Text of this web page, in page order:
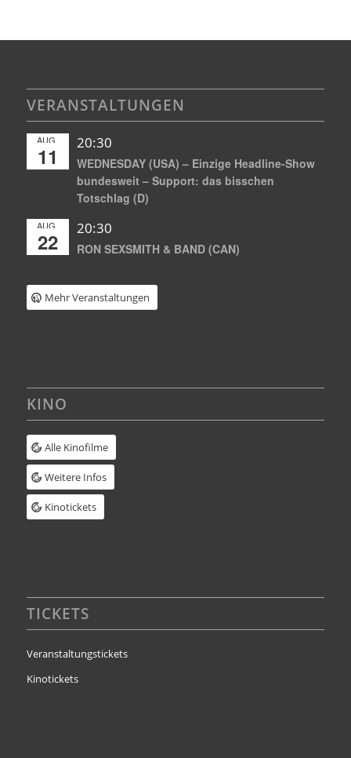
VERANSTALTUNGEN
AUG.
11
20:30
WEDNESDAY (USA) – Einzige Headline-Show
bundesweit – Support: das bisschen
Totschlag (D)
AUG.
22
20:30
RON SEXSMITH & BAND (CAN)
Mehr Veranstaltungen
KINO
Alle Kinofilme
Weitere Infos
Kinotickets
TICKETS
Veranstaltungstickets
Kinotickets